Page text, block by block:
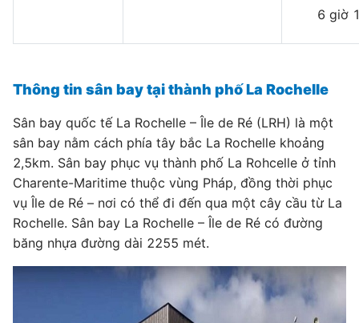
6 giờ
Thông tin sân bay tại thành phố La Rochelle
Sân bay quốc tế La Rochelle – Île de Ré (LRH) là một
sân bay nằm cách phía tây bắc La Rochelle khoảng
2,5km. Sân bay phục vụ thành phố La Rohcelle ở tỉnh
Charente-Maritime thuộc vùng Pháp, đồng thời phục
vụ Île de Ré – nơi có thể đi đến qua một cây cầu từ La
Rochelle. Sân bay La Rochelle – Île de Ré có đường
băng nhựa đường dài 2255 mét.